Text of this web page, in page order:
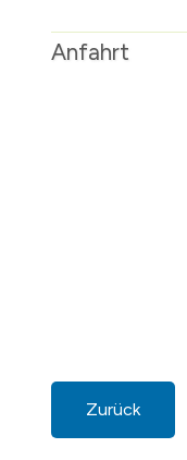
Anfahrt
Zurück